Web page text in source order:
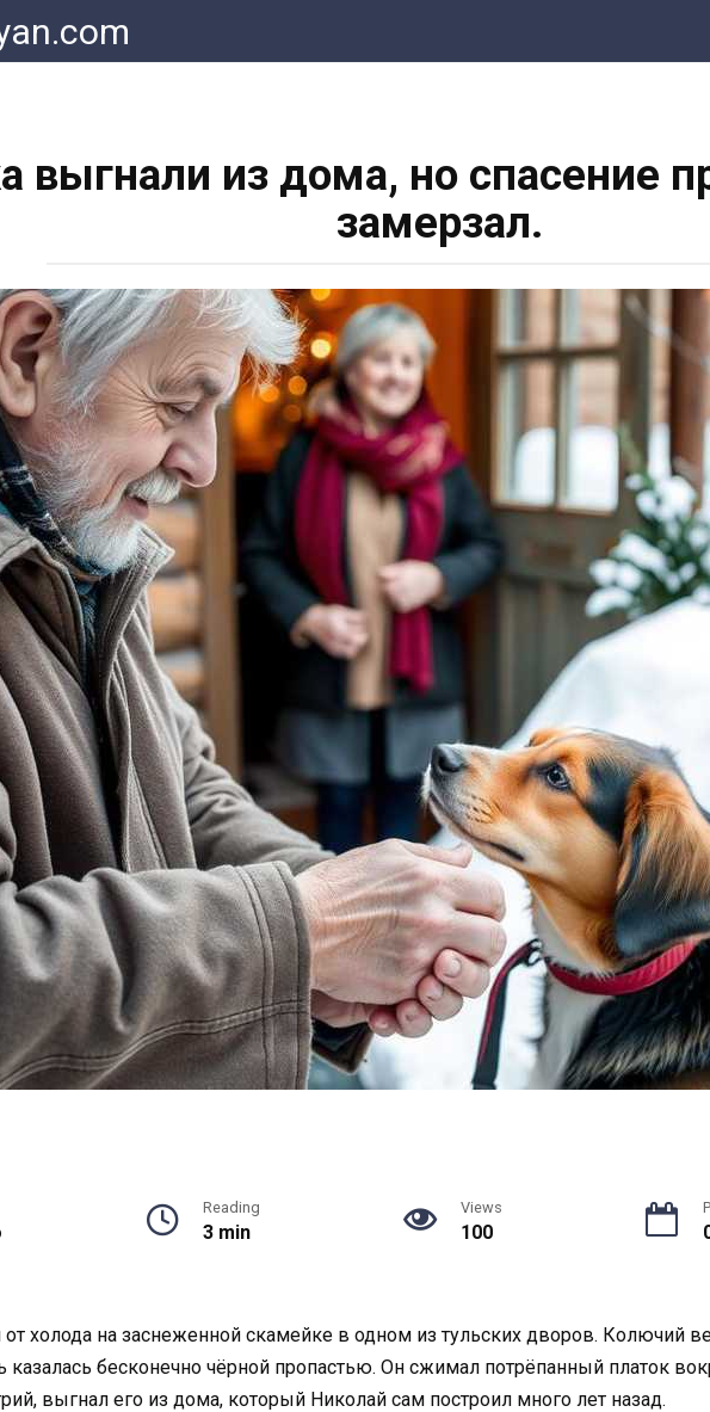
выгнали из дома, но спасение
замерзал.
Reading
3 min
Views
100
холода на заснеженной скамейке в одном из тульских дворов. Колючий
казалась бесконечно чёрной пропастью. Он сжимал потрёпанный платок
выгнал его из дома, который Николай сам построил много лет назад.